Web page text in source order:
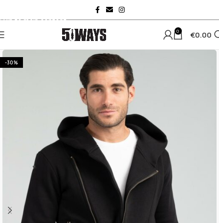
Skip to main content
0 €0.00
-30%